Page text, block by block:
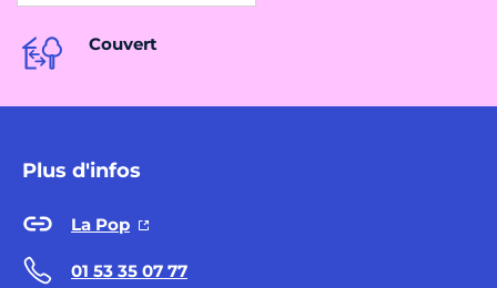
Couvert
Plus d'infos
La Pop
01 53 35 07 77